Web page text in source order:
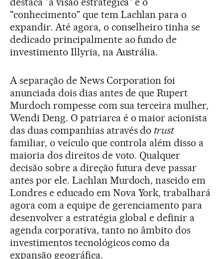
"conhecimento" que tem Lachlan para o
expandir. Até agora, o conselheiro tinha se
dedicado principalmente ao fundo de
investimento Illyria, na Austrália.
A separação de News Corporation foi
anunciada dois dias antes de que Rupert
Murdoch rompesse com sua terceira mulher,
Wendi Deng. O patriarca é o maior acionista
das duas companhias através do trust
familiar, o veículo que controla além disso a
maioria dos direitos de voto. Qualquer
decisão sobre a direção futura deve passar
antes por ele. Lachlan Murdoch, nascido em
Londres e educado em Nova York, trabalhará
agora com a equipe de gerenciamento para
desenvolver a estratégia global e definir a
agenda corporativa, tanto no âmbito dos
investimentos tecnológicos como da
expansão geográfica.